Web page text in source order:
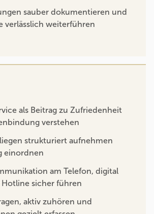
sauber dokumentieren und
verlässlich weiterführen
als Beitrag zu Zufriedenheit
verstehen
strukturiert aufnehmen
einordnen
am Telefon, digital
sicher führen
aktiv zuhören und